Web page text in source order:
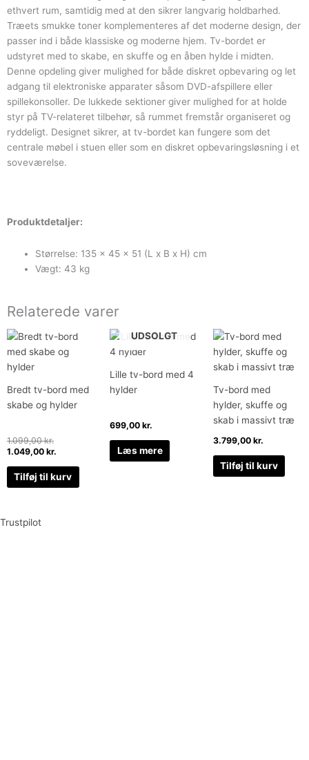
2
skabe
og
skuffe
antal
ethvert rum, samtidig med at den sikrer langvarig holdbarhed.
Træets smukke toner komplementeres af det moderne design, der
passer ind i både klassiske og moderne hjem. Tv-bordet er
udstyret med to skabe, en skuffe og en åben hylde i midten.
Denne opdeling giver mulighed for både diskret opbevaring og let
adgang til elektroniske apparater såsom DVD-afspillere eller
spillekonsoller. De lukkede sektioner giver mulighed for at holde
styr på TV-relateret tilbehør, så rummet fremstår organiseret og
ryddeligt. Designet sikrer, at tv-bordet kan fungere som det
centrale møbel i stuen eller som en diskret opbevaringsløsning i et
soveværelse.
Produktdetaljer:
Størrelse: 135 x 45 x 51 (L x B x H) cm
Vægt: 43 kg
Relaterede varer
Bredt tv-bord med
skabe og hylder
1.099,00kr.
Den
pris
1.049,00 kr.
Den
pris
Tilføj til kurv
UDSOLGT
Lille tv-bord med 4
hylder
699,00kr.
Læs mere
Tv-bord med
hylder, skuffe og
skab i massivt træ
3.799,00 kr.
Tilføj til kurv
Trustpilot